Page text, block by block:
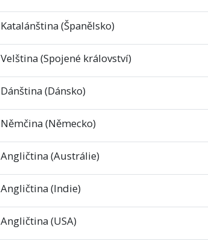
Katalánština (Španělsko)
Velština (Spojené království)
Dánština (Dánsko)
Němčina (Německo)
Angličtina (Austrálie)
Angličtina (Indie)
Angličtina (USA)